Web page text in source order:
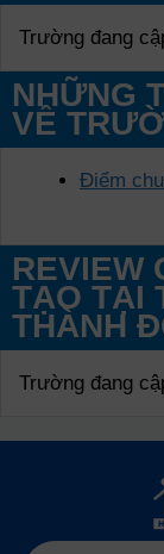
Trường đang
NHỮNG
VỀ
Điểm
REVIEW
TẠO TẠI
THÀNH
Trường đang